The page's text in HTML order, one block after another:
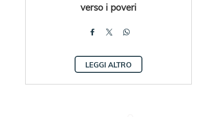
verso i poveri
LEGGI ALTRO